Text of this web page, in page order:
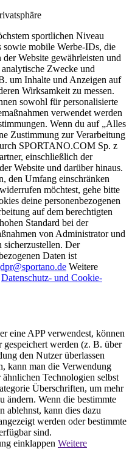
sportlichen Niveau
mobile Werbe-IDs, die
Website gewährleisten und
Zwecke und
um Inhalte und Anzeigen auf
Wirksamkeit zu messen.
sowohl für personalisierte
verwendet werden
Wenn du auf „Alles
Zustimmung zur Verarbeitung
SPORTANO.COM Sp. z
einschließlich der
Website und darüber hinaus.
den Umfang einschränken
möchtest, gehe bitte
deine personenbezogenen
auf dem berechtigten
Standard bei der
von Administrator und
sicherzustellen. Der
Daten ist
Weitere
Datenschutz- und Cookie-
eine APP verwendest, können
werden (z. B. über
den Nutzer überlassen
kann man die Verwendung
Technologien selbst
Überschriften, um mehr
ändern. Wenn die bestimmte
ablehnst, kann dies dazu
werden oder bestimmte
sind.
einklappen Weitere